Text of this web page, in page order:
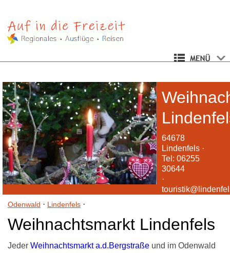
64678
Lindenfels ·
Tel: 06255
30644
·
Odenwald · Lindenfels ·
Weihnachtsmarkt Lindenfels
Jeder Weihnachtsmarkt a.d.Bergstraße und im Odenwald